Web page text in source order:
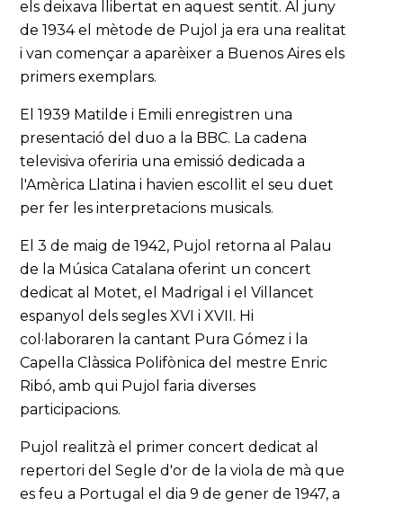
els deixava llibertat en aquest sentit. Al juny
de 1934 el mètode de Pujol ja era una realitat
i van començar a aparèixer a Buenos Aires els
primers exemplars.
El 1939 Matilde i Emili enregistren una
presentació del duo a la BBC. La cadena
televisiva oferiria una emissió dedicada a
l'Amèrica Llatina i havien escollit el seu duet
per fer les interpretacions musicals.
El 3 de maig de 1942, Pujol retorna al Palau
de la Música Catalana oferint un concert
dedicat al Motet, el Madrigal i el Villancet
espanyol dels segles XVI i XVII. Hi
col·laboraren la cantant Pura Gómez i la
Capella Clàssica Polifònica del mestre Enric
Ribó, amb qui Pujol faria diverses
participacions.
Pujol realitzà el primer concert dedicat al
repertori del Segle d'or de la viola de mà que
es feu a Portugal el dia 9 de gener de 1947, a